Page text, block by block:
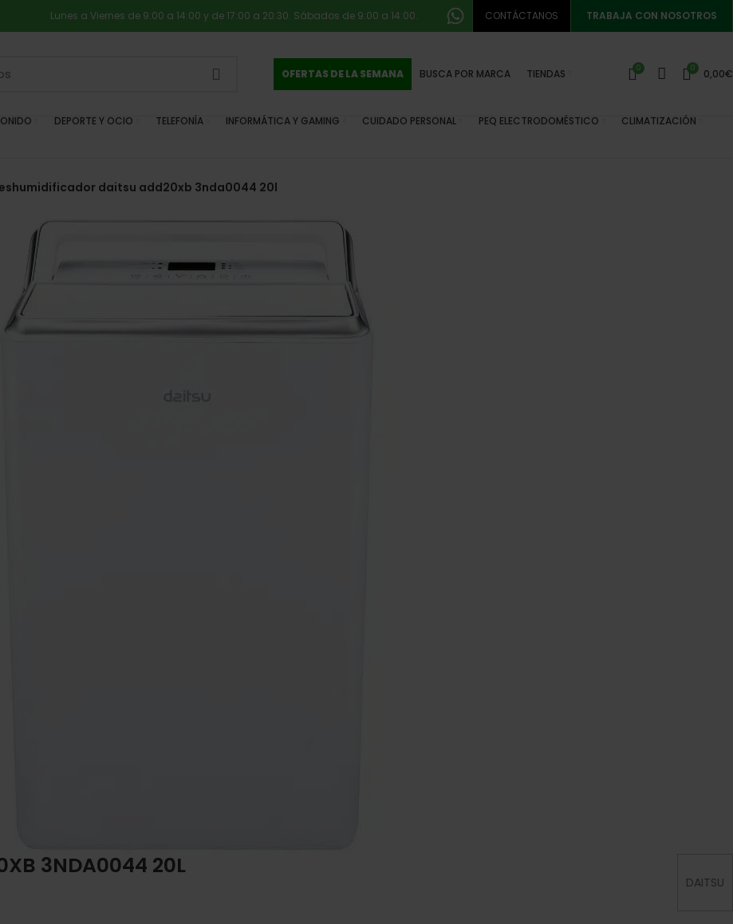
Lunes a Viernes de 9:00 a 14:00 y de 17:00 a 20:30. Sábados de 9:00 a 14:00. CONTÁCTANOS TRABAJA CON NOSOTROS
OFERTAS DE LA SEMANA BUSCA POR MARCA TIENDAS 0 0 0,00€
DEPORTE Y OCIO TELEFONÍA INFORMÁTICA Y GAMING CUIDADO PERSONAL PEQ ELECTRODOMÉSTICO CLIMATIZACIÓN
daitsu add20xb 3nda0044 20l
DAITSU
3NDA0044 20L